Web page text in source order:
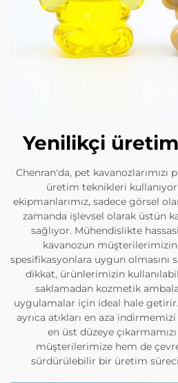
Yenilikçi
Chenran'da, pet kavanozlarımızı
üretim teknikleri
ekipmanlarımız, sadece görsel
zamanda işlevsel olarak üstün
sağlıyor. Mühendislikte
kavanozun
spesifikasyonlara uygun olmasını
dikkat, ürünlerimizin
saklamadan kozmetik
uygulamalar için ideal hale
ayrıca atıkları en aza
en üst düzeye
müşterilerimize hem de
sürdürülebilir bir üretim